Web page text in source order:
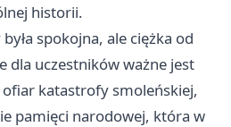
historii.
spokojna, ale ciężka od
dla uczestników ważne jest
katastrofy smoleńskiej,
pamięci narodowej, która w